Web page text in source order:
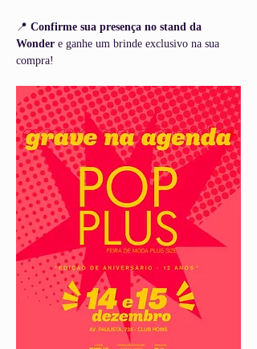
📍 Confirme sua presença no stand da
Wonder e ganhe um brinde exclusivo na sua
compra!